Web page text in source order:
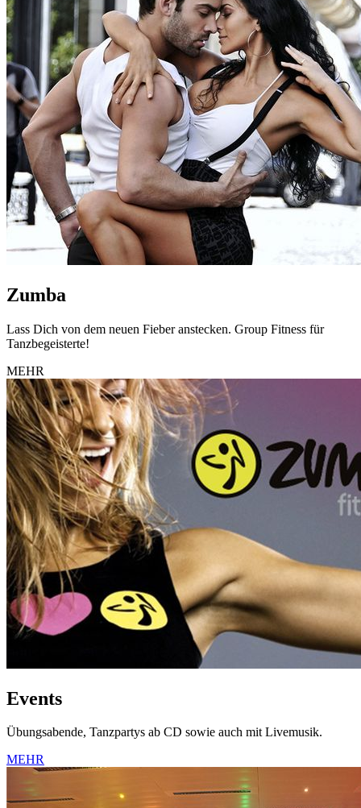
Zumba
Lass Dich von dem neuen Fieber anstecken. Group Fitness für
Tanzbegeisterte!
MEHR
Events
Übungsabende, Tanzpartys ab CD sowie auch mit Livemusik.
MEHR